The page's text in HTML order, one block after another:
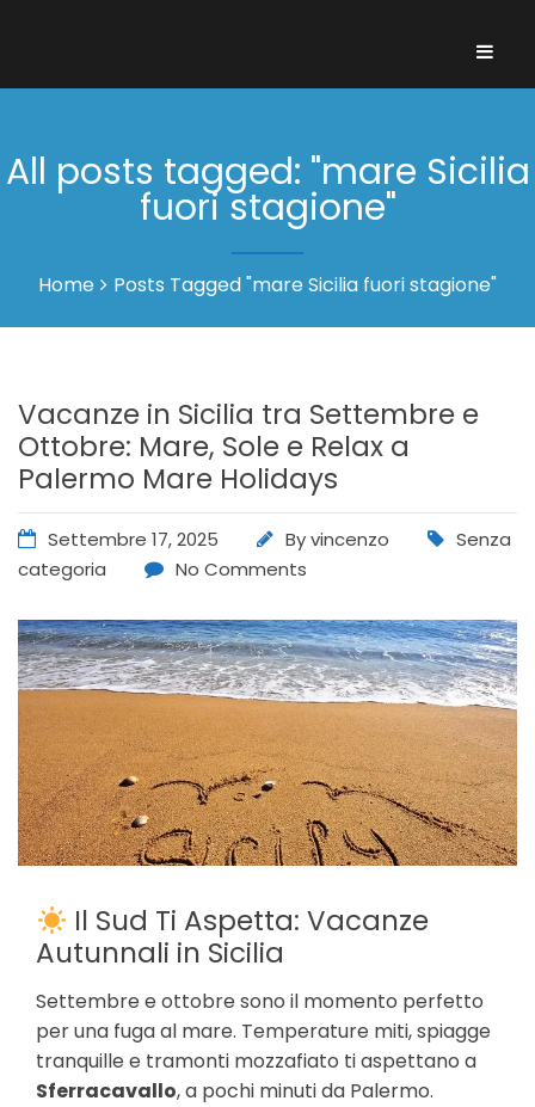
All posts tagged: "mare Sicilia
fuori stagione"
Home Posts Tagged "mare Sicilia fuori stagione"
Vacanze in Sicilia tra Settembre e
Ottobre: Mare, Sole e Relax a
Palermo Mare Holidays
Settembre 17, 2025 Byvincenzo
Senza
categoria
No Comments
Il Sud Ti Aspetta: Vacanze
Autunnali in Sicilia
Settembre e ottobre sono il momento perfetto
per una fuga al mare. Temperature miti, spiagge
tranquille e tramonti mozzafiato ti aspettano a
Sferracavallo, a pochi minuti da Palermo.